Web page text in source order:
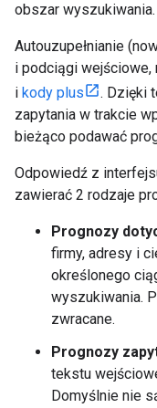
obszar wyszukiwania.
Autouzupełnianie
i podciągi
i kody plus
. Dzięki
zapytania w trakcie
bieżąco podawać
Odpowiedź z
zawierać 2 rodzaje
Prognozy
firmy, adresy i
określonego
wyszukiwania.
zwracane.
Prognozy
tekstu
Domyślnie nie